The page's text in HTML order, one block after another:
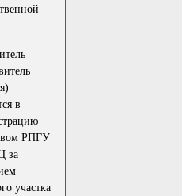
в
РПГУ
за
участка